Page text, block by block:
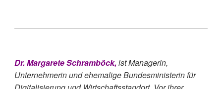
Dr. Margarete Schramböck,ist Managerin,
Unternehmerin und ehemalige Bundesministerin für